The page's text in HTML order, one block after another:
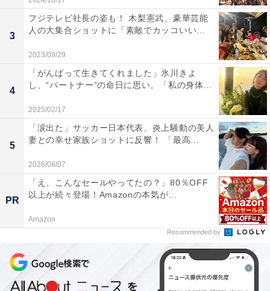
3
フジテレビ社長の姿も！ 木梨憲武、豪華芸能
人の大集合ショットに「素敵でカッコいい...
2023/09/29
4
「がんばって生きてくれました」氷川きよ
し、“パートナー”の命日に思い。「私の身体...
2025/02/17
5
「涙出た」サッカー日本代表、炎上騒動の美人
妻との幸せ家族ショットに反響！ 「最高...
2026/08/07
PR
「え、こんなセールやってたの？」80％OFF
以上が続々登場！Amazonの本気が...
Amazon
Recommended by